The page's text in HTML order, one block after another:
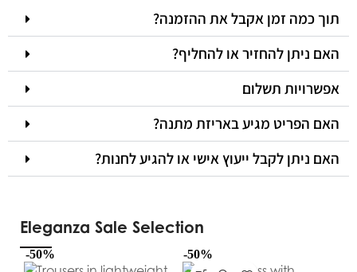
תוך כמה זמן אקבל את ההזמנה?
האם ניתן להחזיר או להחליף?
אפשרויות תשלום
האם הפריט מגיע באריזת מתנה?
האם ניתן לקבל ייעוץ אישי או להגיע לחנות?
Eleganza Sale Selection
-50% -50%